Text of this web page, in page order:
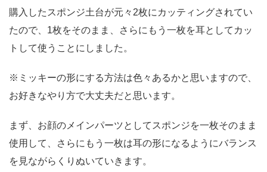
購入したスポンジ土台が元々2枚にカッティングされてい
たので、1枚をそのまま、さらにもう一枚を耳としてカッ
トして使うことにしました。
※ミッキーの形にする方法は色々あるかと思いますので、
お好きなやり方で大丈夫だと思います。
まず、お顔のメインパーツとしてスポンジを一枚そのまま
使用して、さらにもう一枚は耳の形になるようにバランス
を見ながらくりぬいていきます。